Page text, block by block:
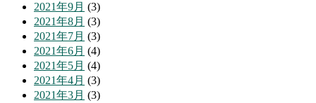
2021年9月 (3)
2021年8月 (3)
2021年7月 (3)
2021年6月 (4)
2021年5月 (4)
2021年4月 (3)
2021年3月 (3)